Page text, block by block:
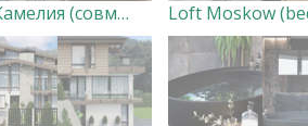
ЖК Камелия (совместно с дизайн-студией Creazon)